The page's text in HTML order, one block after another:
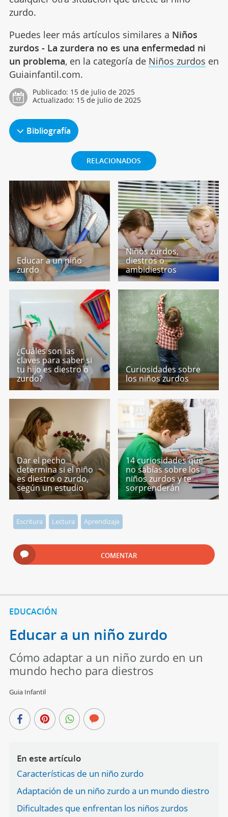
zurdo.
Puedes leer más artículos similares a Niños
zurdos - La zurdera no es una enfermedad ni
un problema, en la categoría de Niños zurdos en
Guiainfantil.com.
Publicado: 15 de julio de 2025
Actualizado: 15 de julio de 2025
Bibliografía
RELACIONADOS
Educar a un niño
zurdo
Niños zurdos,
diestros o
ambidiestros
¿Cuáles son las
claves para saber si
tu hijo es diestro o
zurdo?
Curiosidades sobre
los niños zurdos
Dar el pecho
determina si el niño
es diestro o zurdo,
según un estudio
14 curiosidades que
no sabías sobre los
niños zurdos y te
sorprenderán
Escritura Lectura Aprendizaje
COMENTAR
EDUCACIÓN
Educar a un niño zurdo
Cómo adaptar a un niño zurdo en un
mundo hecho para diestros
Guia Infantil
En este artículo
Características de un niño zurdo
Adaptación de un niño zurdo a un mundo diestro
Dificultades que enfrentan los niños zurdos